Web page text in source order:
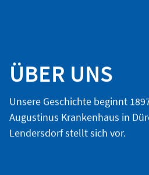
ÜBER UNS
Unsere Geschichte beginnt
Augustinus Krankenhaus in
Lendersdorf stellt sich vor.